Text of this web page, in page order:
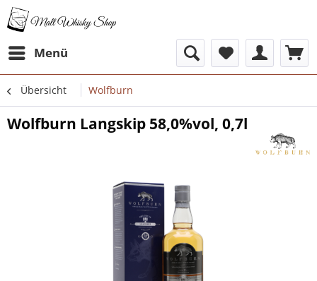
Menü
Übersicht Wolfburn
Wolfburn Langskip 58,0%vol, 0,7l